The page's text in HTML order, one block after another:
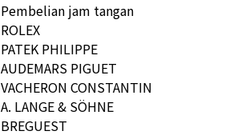
Pembelian jam tangan
ROLEX
PATEK PHILIPPE
AUDEMARS PIGUET
VACHERON CONSTANTIN
A. LANGE & SÖHNE
BREGUEST